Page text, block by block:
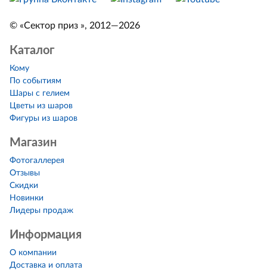
© «Сектор приз », 2012—2026
Каталог
Кому
По событиям
Шары с гелием
Цветы из шаров
Фигуры из шаров
Магазин
Фотогаллерея
Отзывы
Скидки
Новинки
Лидеры продаж
Информация
О компании
Доставка и оплата